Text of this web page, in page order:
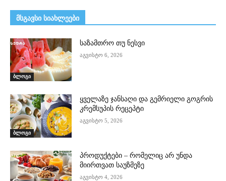
მსგავსი სიახლეები
ბლოგი
საზამთრო თუ ნესვი
აგვისტო 6, 2026
ბლოგი
ყველაზე ჯანსაღი და გემრიელი გოგრის
კრემსუპის რეცეპტი
აგვისტო 5, 2026
პროდუქტები – რომელიც არ უნდა
მიირთვათ საუზმეზე
აგვისტო 4, 2026